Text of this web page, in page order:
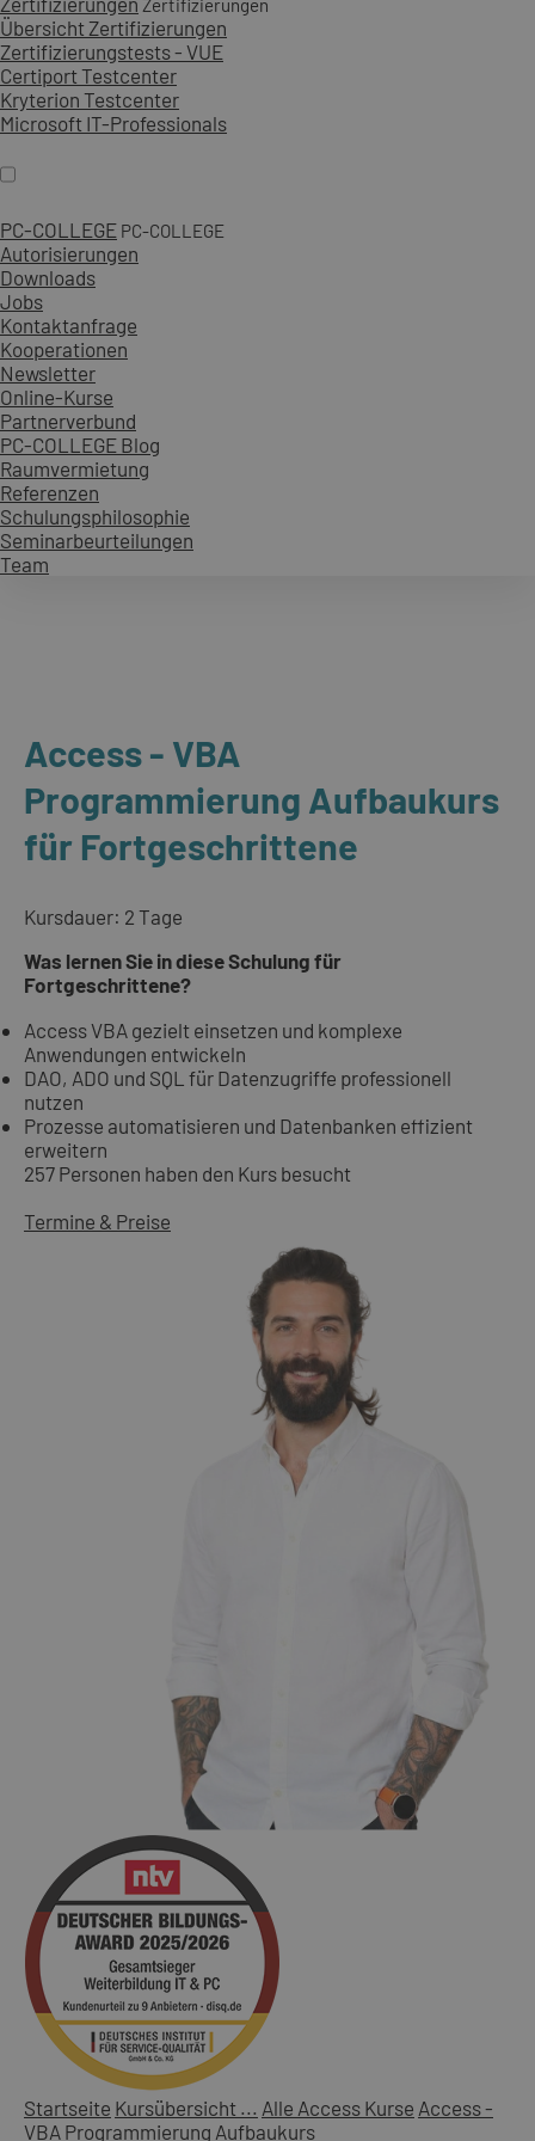
Zertifizierungen
Übersicht Zertifizierungen
Zertifizierungstests - VUE
Certiport Testcenter
Kryterion Testcenter
Microsoft IT-Professionals
PC-COLLEGE PC-COLLEGE
Autorisierungen
Downloads
Jobs
Kontaktanfrage
Kooperationen
Newsletter
Online-Kurse
Partnerverbund
PC-COLLEGE Blog
Raumvermietung
Referenzen
Schulungsphilosophie
Seminarbeurteilungen
Team
Access - VBA
Programmierung Aufbaukurs
für Fortgeschrittene
Kursdauer: 2 Tage
Was lernen Sie in diese Schulung für
Fortgeschrittene?
Access VBA gezielt einsetzen und komplexe
Anwendungen entwickeln
DAO, ADO und SQL für Datenzugriffe professionell
nutzen
Prozesse automatisieren und Datenbanken effizient
erweitern
257 Personen haben den Kurs besucht
Termine & Preise
Startseite Kursübersicht ... Alle Access Kurse Access -
VBA Programmierung Aufbaukurs